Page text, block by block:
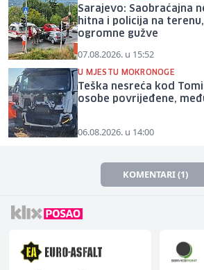
Sarajevo: Saobraćajna
hitna i policija na
ogromne gužve
07.08.2026. u 15:52
U MJESTU MOKRONOGE
Teška nesreća kod
osobe povrijeđene,
06.08.2026. u 14:00
KOMENTARI (1)